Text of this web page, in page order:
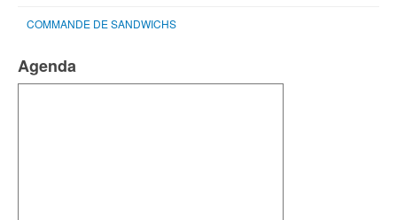
COMMANDE DE SANDWICHS
Agenda